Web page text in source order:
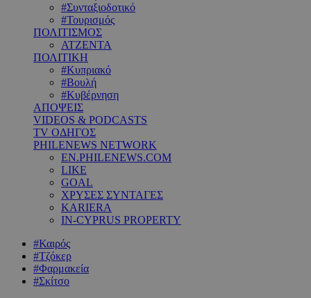
#Συνταξιοδοτικό
#Τουρισμός
ΠΟΛΙΤΙΣΜΟΣ
ΑΤΖΕΝΤΑ
ΠΟΛΙΤΙΚΗ
#Κυπριακό
#Βουλή
#Κυβέρνηση
ΑΠΟΨΕΙΣ
VIDEOS & PODCASTS
TV ΟΔΗΓΟΣ
PHILENEWS NETWORK
EN.PHILENEWS.COM
LIKE
GOAL
ΧΡΥΣΕΣ ΣΥΝΤΑΓΕΣ
KARIERA
IN-CYPRUS PROPERTY
#Καιρός
#Τζόκερ
#Φαρμακεία
#Σκίτσο